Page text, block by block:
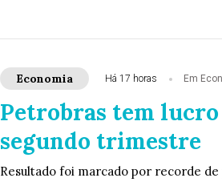
Economia Há 17 horas Em
Petrobras tem
segundo trimestre
Resultado foi marcado por recorde